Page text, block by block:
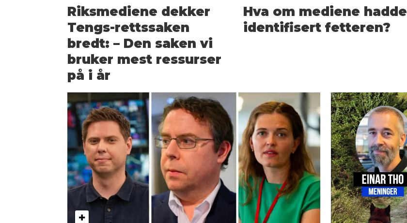
Riksmediene dekker
Tengs­-rettssaken
bredt: – Den saken vi
bruker mest ressurser
på i år
Hva om mediene hadde
identifisert fetteren?